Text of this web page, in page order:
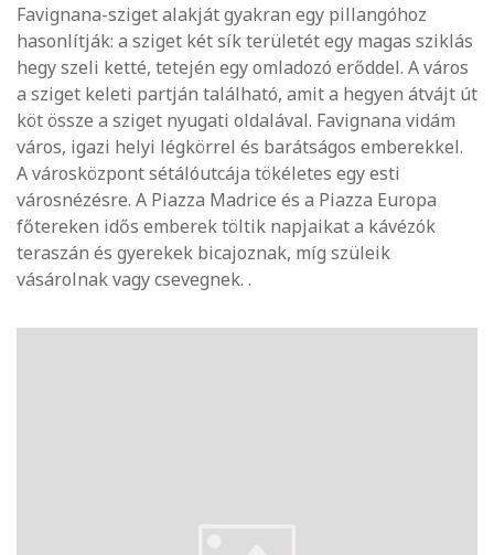
Favignana-sziget alakját gyakran egy pillangóhoz
hasonlítják: a sziget két sík területét egy magas sziklás
hegy szeli ketté, tetején egy omladozó erőddel. A város
a sziget keleti partján található, amit a hegyen átvájt út
köt össze a sziget nyugati oldalával. Favignana vidám
város, igazi helyi légkörrel és barátságos emberekkel.
A városközpont sétálóutcája tökéletes egy esti
városnézésre. A Piazza Madrice és a Piazza Europa
főtereken idős emberek töltik napjaikat a kávézók
teraszán és gyerekek bicajoznak, míg szüleik
vásárolnak vagy csevegnek. .